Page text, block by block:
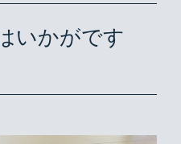
いかがです